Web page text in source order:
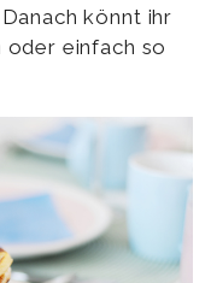
könnt ihr
oder einfach so